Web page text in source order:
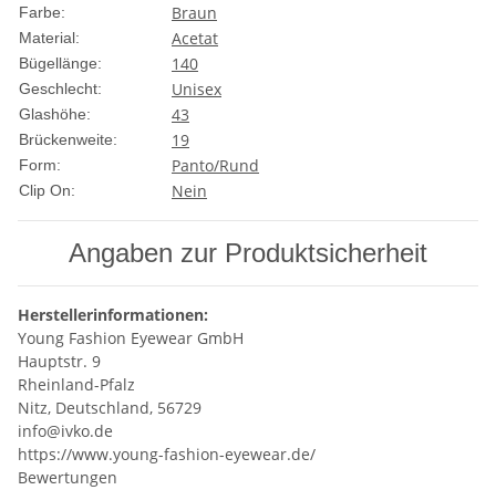
Farbe: Braun
Material: Acetat
Bügellänge: 140
Geschlecht: Unisex
Glashöhe: 43
Brückenweite: 19
Form: Panto/Rund
Clip On: Nein
Angaben zur Produktsicherheit
Herstellerinformationen:
Young Fashion Eyewear GmbH
Hauptstr. 9
Rheinland-Pfalz
Nitz, Deutschland, 56729
info@ivko.de
https://www.young-fashion-eyewear.de/
Bewertungen